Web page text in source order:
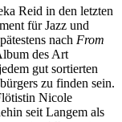
Reid in den letzten
für Jazz und
nach From
des Art
gut sortierten
zu finden sein.
Nicole
seit Langem als